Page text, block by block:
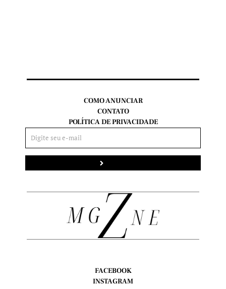
FACEBOOK
INSTAGRAM
COMO ANUNCIAR
CONTATO
POLÍTICA DE PRIVACIDADE